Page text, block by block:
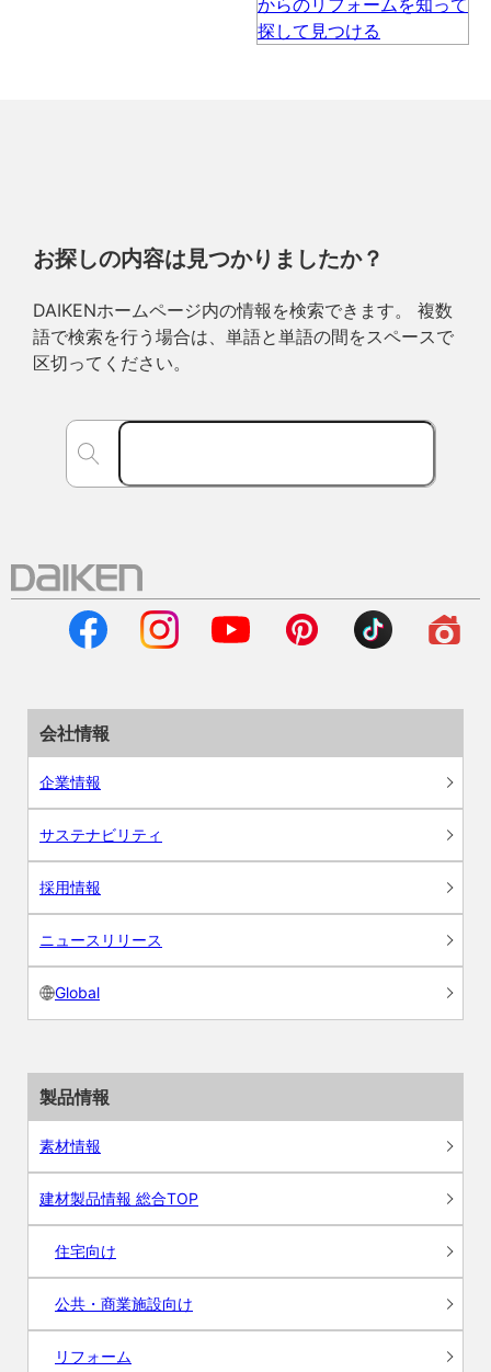
お探しの内容は見つかりましたか？
DAIKENホームページ内の情報を検索できます。 複数
語で検索を行う場合は、単語と単語の間をスペースで
区切ってください。
会社情報
企業情報
サステナビリティ
採用情報
ニュースリリース
Global
製品情報
素材情報
建材製品情報 総合TOP
住宅向け
公共・商業施設向け
リフォーム